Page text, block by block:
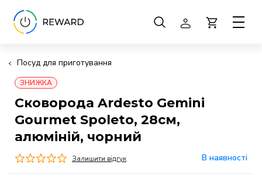
Посуд для приготування
ЗНИЖКА
Сковорода Ardesto Gemini
Gourmet Spoleto, 28см,
алюміній, чорний
Залишити відгук В наявності